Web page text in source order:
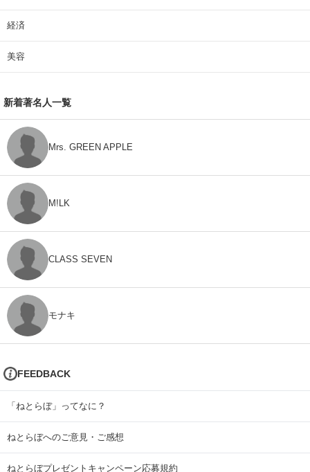
経済
美容
新着著名人一覧
Mrs. GREEN APPLE
M!LK
CLASS SEVEN
モナキ
FEEDBACK
「ねとらぼ」ってなに？
ねとらぼへのご意見・ご感想
ねとらぼプレゼントキャンペーン応募規約